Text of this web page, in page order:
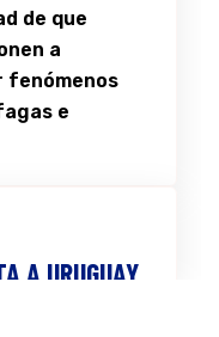
viernes,
Mirador
la final de
rochense y
DEL
de que
a
fenómenos
e
A URUGUAY
RIESGO DE